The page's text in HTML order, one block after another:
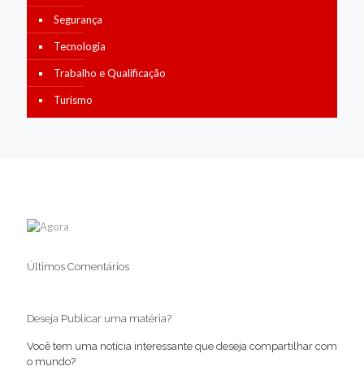
Segurança
Tecnologia
Trabalho e Qualificação
Turismo
Últimos Comentários
Deseja Publicar uma matéria?
Você tem uma notícia interessante que deseja compartilhar com
o mundo?